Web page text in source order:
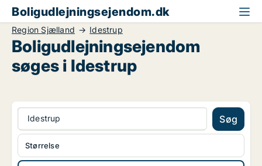
Boligudlejningsejendom.dk
Region Sjælland Idestrup
Boligudlejningsejendom
søges i Idestrup
Idestrup Søg
Størrelse